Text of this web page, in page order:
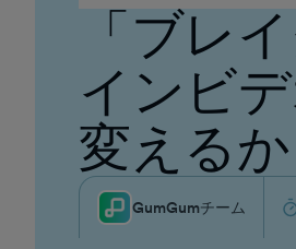
「ブレ
インビ
変えるか
GumGumチーム